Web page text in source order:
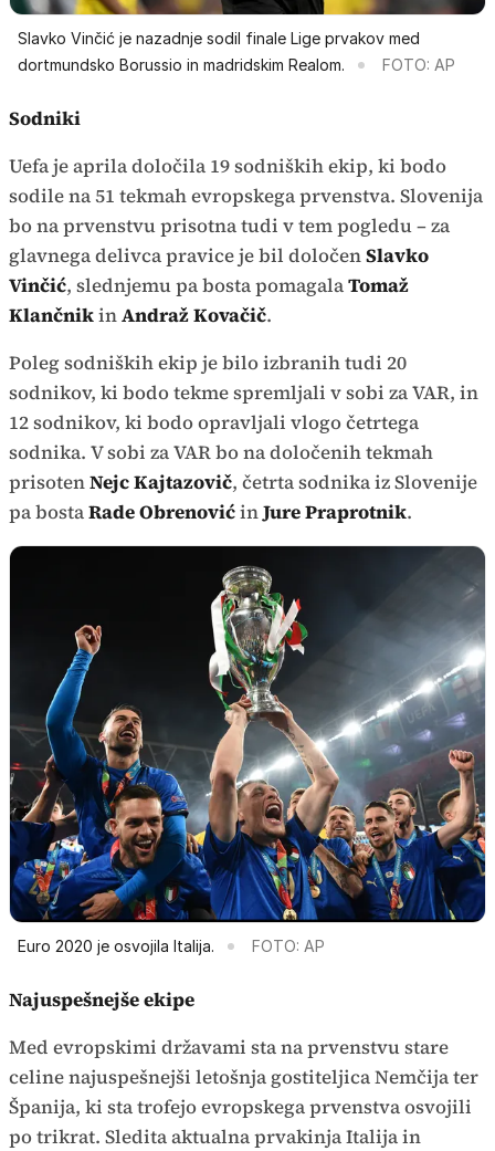
Slavko Vinčić je nazadnje sodil finale Lige prvakov med
dortmundsko Borussio in madridskim Realom.
FOTO: AP
Sodniki
Uefa je aprila določila 19 sodniških ekip, ki bodo
sodile na 51 tekmah evropskega prvenstva. Slovenija
bo na prvenstvu prisotna tudi v tem pogledu – za
glavnega delivca pravice je bil določenSlavko
Vinčić, slednjemu pa bosta pomagalaTomaž
KlančnikinAndraž Kovačič.
Poleg sodniških ekip je bilo izbranih tudi 20
sodnikov, ki bodo tekme spremljali v sobi za VAR, in
12 sodnikov, ki bodo opravljali vlogo četrtega
sodnika. V sobi za VAR bo na določenih tekmah
prisotenNejc Kajtazovič, četrta sodnika iz Slovenije
pa bostaRade ObrenovićinJure Praprotnik.
Euro 2020 je osvojila Italija. FOTO: AP
Najuspešnejše ekipe
Med evropskimi državami sta na prvenstvu stare
celine najuspešnejši letošnja gostiteljica Nemčija ter
Španija, ki sta trofejo evropskega prvenstva osvojili
po trikrat. Sledita aktualna prvakinja Italija in